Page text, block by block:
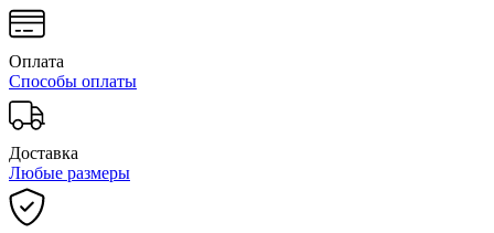
Оплата
Способы оплаты
Доставка
Любые размеры